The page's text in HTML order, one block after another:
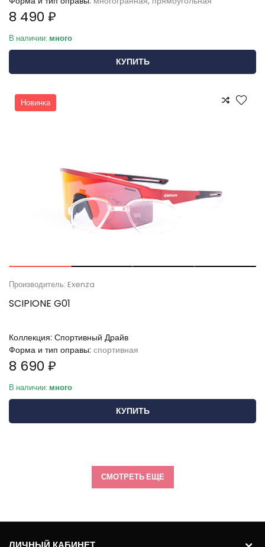
8 490 ₽
В наличии: много
КУПИТЬ
Новинка
Производитель: Exenza
SCIPIONE G01
Коллекция: Спортивный Драйв
Форма и тип оправы: спортивная
8 690 ₽
В наличии: много
КУПИТЬ
СМОТРЕТЬ ЕЩЕ